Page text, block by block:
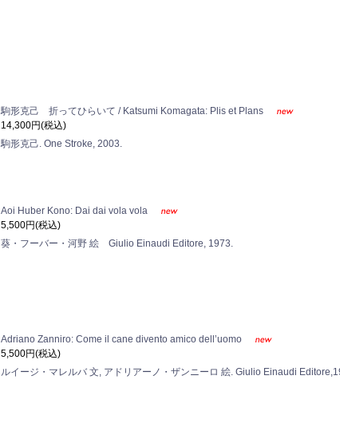
駒形克己 折ってひらいて / Katsumi Komagata: Plis et Plans
14,300円(税込)
駒形克己. One Stroke, 2003.
Aoi Huber Kono: Dai dai vola vola
5,500円(税込)
葵・フーバー・河野 絵 Giulio Einaudi Editore, 1973.
Adriano Zanniro: Come il cane divento amico dell’uomo
5,500円(税込)
ルイージ・マレルバ 文, アドリアーノ・ザンニーロ 絵. Giulio Einaudi